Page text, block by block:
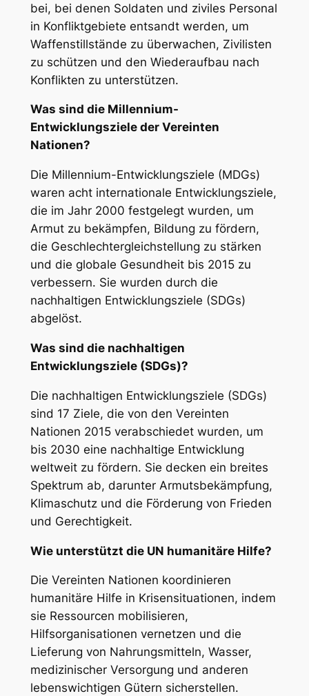
bei, bei denen Soldaten und ziviles Personal
in Konfliktgebiete entsandt werden, um
Waffenstillstände zu überwachen, Zivilisten
zu schützen und den Wiederaufbau nach
Konflikten zu unterstützen.
Was sind die Millennium-
Entwicklungsziele der Vereinten
Nationen?
Die Millennium-Entwicklungsziele (MDGs)
waren acht internationale Entwicklungsziele,
die im Jahr 2000 festgelegt wurden, um
Armut zu bekämpfen, Bildung zu fördern,
die Geschlechtergleichstellung zu stärken
und die globale Gesundheit bis 2015 zu
verbessern. Sie wurden durch die
nachhaltigen Entwicklungsziele (SDGs)
abgelöst.
Was sind die nachhaltigen
Entwicklungsziele (SDGs)?
Die nachhaltigen Entwicklungsziele (SDGs)
sind 17 Ziele, die von den Vereinten
Nationen 2015 verabschiedet wurden, um
bis 2030 eine nachhaltige Entwicklung
weltweit zu fördern. Sie decken ein breites
Spektrum ab, darunter Armutsbekämpfung,
Klimaschutz und die Förderung von Frieden
und Gerechtigkeit.
Wie unterstützt die UN humanitäre Hilfe?
Die Vereinten Nationen koordinieren
humanitäre Hilfe in Krisensituationen, indem
sie Ressourcen mobilisieren,
Hilfsorganisationen vernetzen und die
Lieferung von Nahrungsmitteln, Wasser,
medizinischer Versorgung und anderen
lebenswichtigen Gütern sicherstellen.